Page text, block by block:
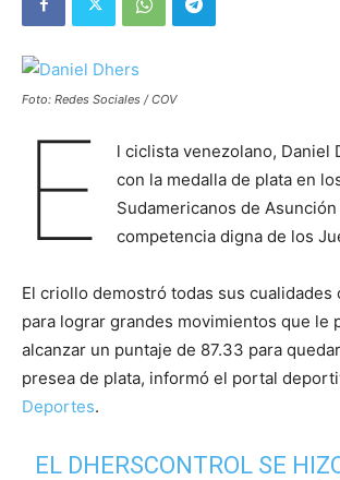
Foto: Redes Sociales / COV
E
l ciclista venezolano, Daniel
con la medalla de plata en
Sudamericanos de
competencia digna de los
El criollo demostró todas sus cualidades
para lograr grandes movimientos que le
alcanzar un puntaje de 87.33 para
presea de plata, informó el portal
Deportes.
EL DHERSCONTROL SE